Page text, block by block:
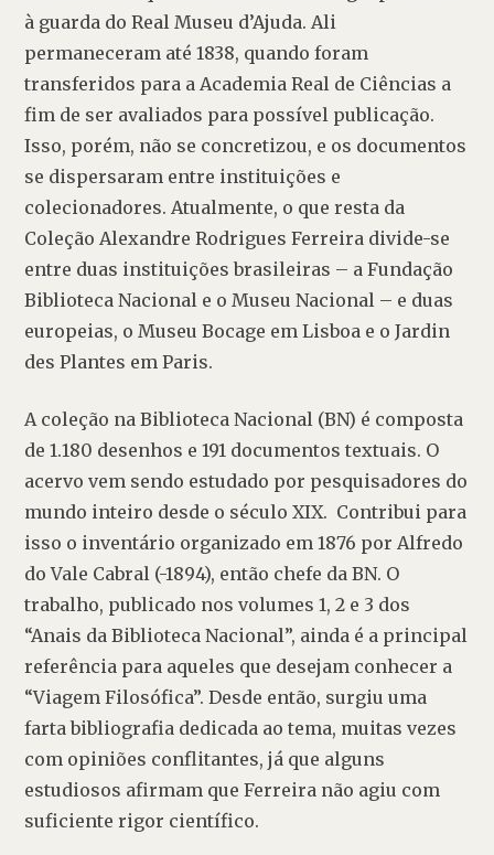
à guarda do Real Museu d’Ajuda. Ali
permaneceram até 1838, quando foram
transferidos para a Academia Real de Ciências a
fim de ser avaliados para possível publicação.
Isso, porém, não se concretizou, e os documentos
se dispersaram entre instituições e
colecionadores. Atualmente, o que resta da
Coleção Alexandre Rodrigues Ferreira divide-se
entre duas instituições brasileiras – a Fundação
Biblioteca Nacional e o Museu Nacional – e duas
europeias, o Museu Bocage em Lisboa e o Jardin
des Plantes em Paris.
A coleção na Biblioteca Nacional (BN) é composta
de 1.180 desenhos e 191 documentos textuais. O
acervo vem sendo estudado por pesquisadores do
mundo inteiro desde o século XIX.  Contribui para
isso o inventário organizado em 1876 por Alfredo
do Vale Cabral (-1894), então chefe da BN. O
trabalho, publicado nos volumes 1, 2 e 3 dos
“Anais da Biblioteca Nacional”, ainda é a principal
referência para aqueles que desejam conhecer a
“Viagem Filosófica”. Desde então, surgiu uma
farta bibliografia dedicada ao tema, muitas vezes
com opiniões conflitantes, já que alguns
estudiosos afirmam que Ferreira não agiu com
suficiente rigor científico.